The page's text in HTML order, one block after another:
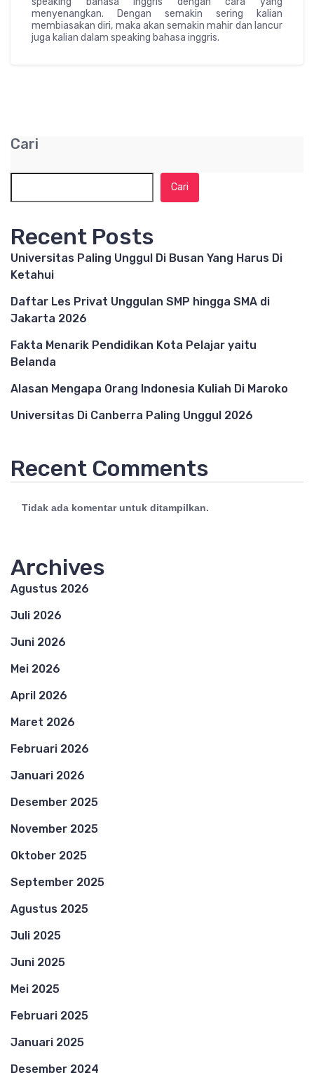
menyenangkan. Dengan semakin sering kalian
membiasakan diri, maka akan semakin mahir dan lancur
juga kalian dalam speaking bahasa inggris.
Cari
Cari
Recent Posts
Universitas Paling Unggul Di Busan Yang Harus Di
Ketahui
Daftar Les Privat Unggulan SMP hingga SMA di
Jakarta 2026
Fakta Menarik Pendidikan Kota Pelajar yaitu
Belanda
Alasan Mengapa Orang Indonesia Kuliah Di Maroko
Universitas Di Canberra Paling Unggul 2026
Recent Comments
Tidak ada komentar untuk ditampilkan.
Archives
Agustus 2026
Juli 2026
Juni 2026
Mei 2026
April 2026
Maret 2026
Februari 2026
Januari 2026
Desember 2025
November 2025
Oktober 2025
September 2025
Agustus 2025
Juli 2025
Juni 2025
Mei 2025
Februari 2025
Januari 2025
Desember 2024